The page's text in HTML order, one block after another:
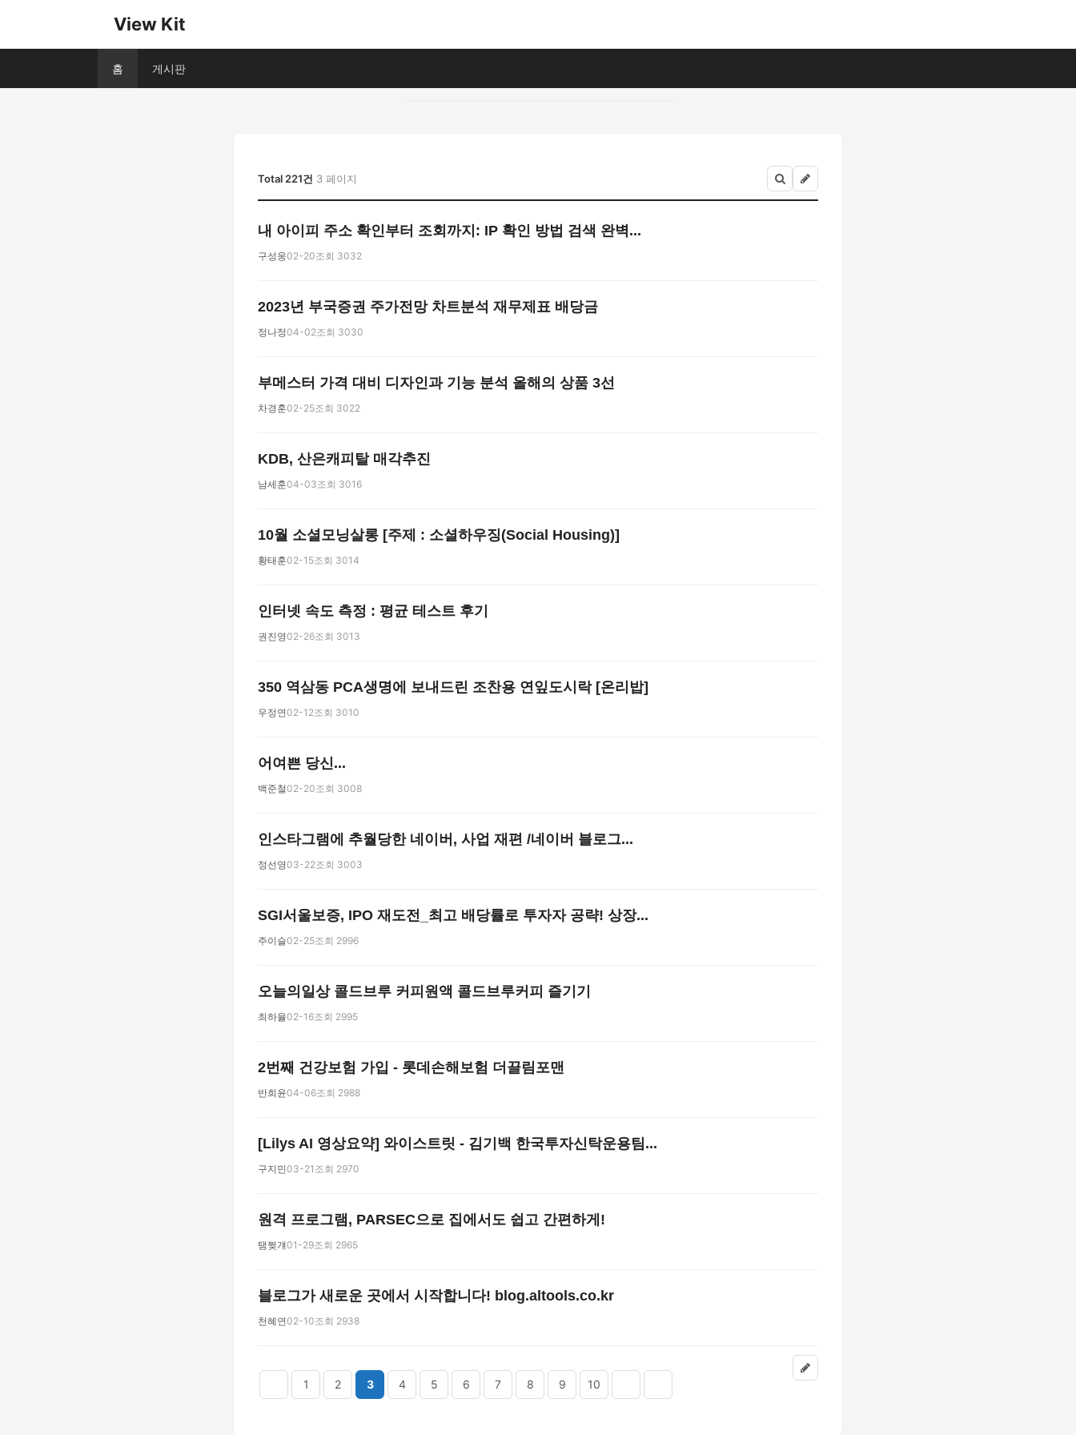
View Kit
홈 게시판
Total 221건 3 페이지
내 아이피 주소 확인부터 조회까지: IP 확인 방법 검색 완벽...
구성웅02-20조회 3032
2023년 부국증권 주가전망 차트분석 재무제표 배당금
정나정04-02조회 3030
부메스터 가격 대비 디자인과 기능 분석 올해의 상품 3선
차경훈02-25조회 3022
KDB, 산은캐피탈 매각추진
남세훈04-03조회 3016
10월 소셜모닝살롱 [주제 : 소셜하우징(Social Housing)]
황태훈02-15조회 3014
인터넷 속도 측정 : 평균 테스트 후기
권진영02-26조회 3013
350 역삼동 PCA생명에 보내드린 조찬용 연잎도시락 [온리밥]
우정연02-12조회 3010
어여쁜 당신...
백준철02-20조회 3008
인스타그램에 추월당한 네이버, 사업 재편 /네이버 블로그...
정선영03-22조회 3003
SGI서울보증, IPO 재도전_최고 배당률로 투자자 공략! 상장...
주이슬02-25조회 2996
오늘의일상 콜드브루 커피원액 콜드브루커피 즐기기
최하율02-16조회 2995
2번째 건강보험 가입 - 롯데손해보험 더끌림포맨
반희윤04-06조회 2988
[Lilys AI 영상요약] 와이스트릿 - 김기백 한국투자신탁운용팀...
구지민03-21 조회 2970
원격 프로그램, PARSEC으로 집에서도 쉽고 간편하게!
탬쩢걔01-29조회 2965
블로그가 새로운 곳에서 시작합니다! blog.altools.co.kr
천혜연02-10조회 2938
1 2 3 4 5 6 7 8 9 10